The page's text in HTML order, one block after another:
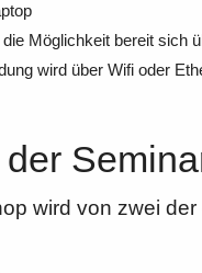
Möglichkeit bereit sich
wird über Wifi oder
wird von zwei